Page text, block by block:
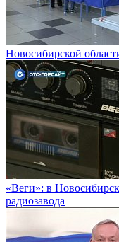
Новосибирской
«Веги»: в
радиозавода